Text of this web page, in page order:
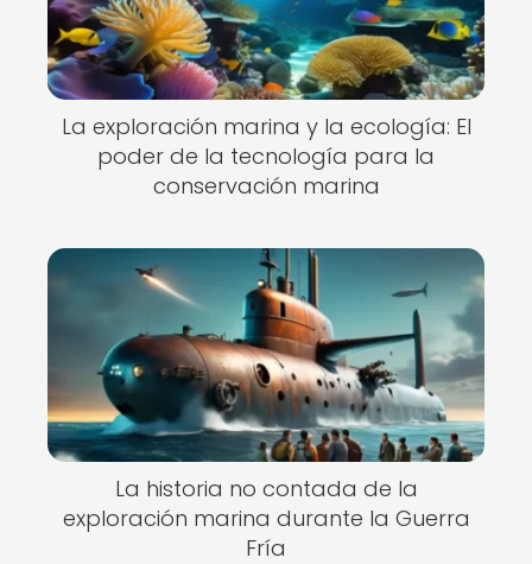
La exploración marina y la ecología: El
poder de la tecnología para la
conservación marina
La historia no contada de la
exploración marina durante la Guerra
Fría